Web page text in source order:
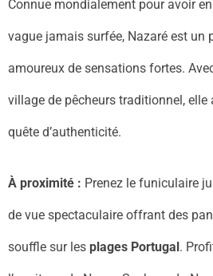
Connue mondialement pour avoir
vague jamais surfée, Nazaré est un
amoureux de sensations fortes.
village de pêcheurs traditionnel,
quête d’authenticité.
À proximité : Prenez le funiculaire
de vue spectaculaire offrant des
souffle sur les plages Portugal.